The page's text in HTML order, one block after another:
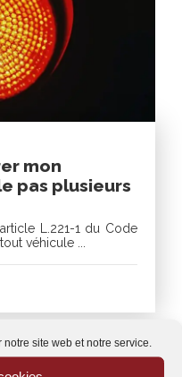
site web et notre service.
mon
pas plusieurs
L.221-1 du Code
véhicule ...